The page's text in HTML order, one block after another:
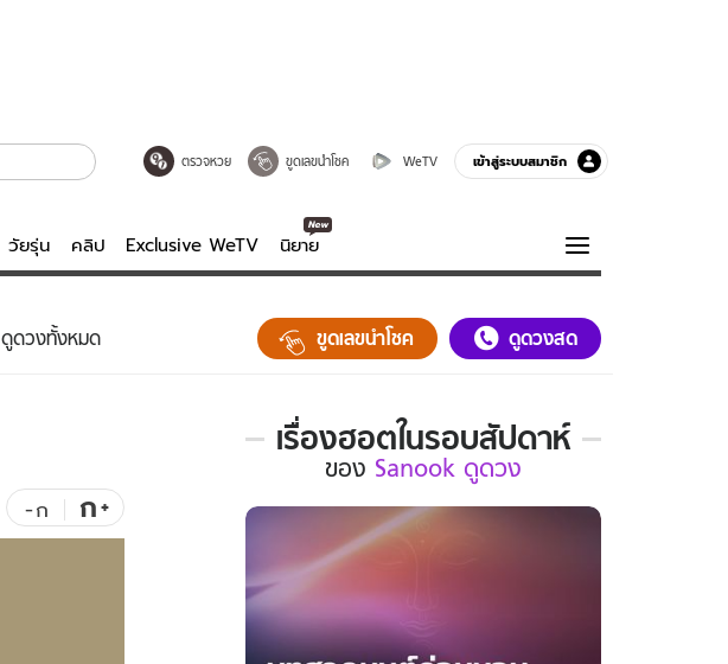
ตรวจหวย ขูดเลขนำโชค WeTV เข้าสู่ระบบสมาชิก
วัยรุ่น คลิป Exclusive WeTV นิยาย
คลิป
พอดแคสต์
ความรู้รอบตัว
ฮาวทู
ดูดวงทั้งหมด ขูดเลขนำโชค ดูดวงสด
-ก ก+
เรื่องฮอตในรอบสัปดาห์
เรื่อง
ใน
รอบ
ของ
Sanook
ดูด
ของ Sanook ดูดวง